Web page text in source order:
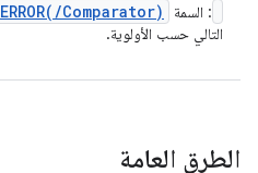
: السمة ERROR( /Comparator)
التالي حسب الأولوية.
الطرق العامة